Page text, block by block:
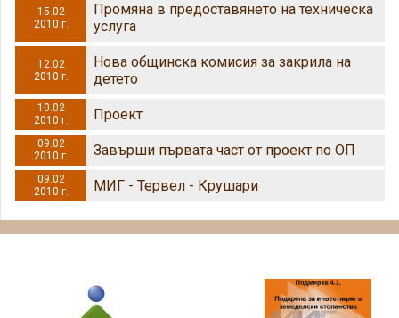
15.02
2010 г.
Промяна в предоставянето на техническа
услуга
12.02
2010 г.
Нова общинска комисия за закрила на
детето
10.02
2010 г.
Проект
09.02
2010 г.
Завърши първата част от проект по ОП
09.02
2010 г.
МИГ - Тервел - Крушари